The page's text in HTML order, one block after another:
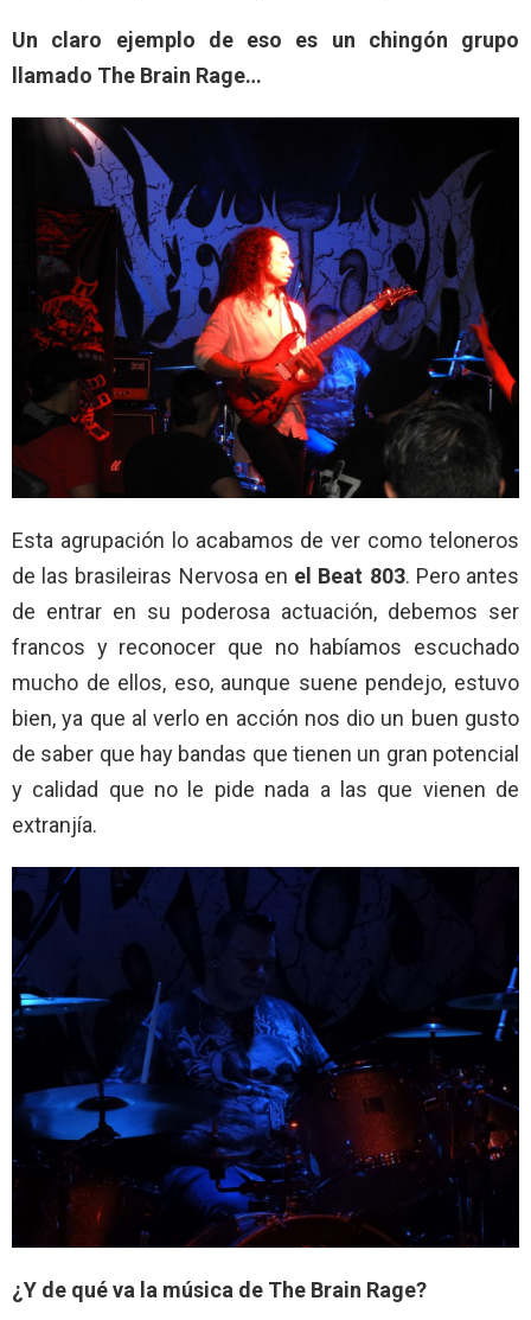
Un claro ejemplo de eso es un chingón grupo
llamado The Brain Rage…
Esta agrupación lo acabamos de ver como teloneros
de las brasileiras Nervosa en el Beat 803. Pero antes
de entrar en su poderosa actuación, debemos ser
francos y reconocer que no habíamos escuchado
mucho de ellos, eso, aunque suene pendejo, estuvo
bien, ya que al verlo en acción nos dio un buen gusto
de saber que hay bandas que tienen un gran potencial
y calidad que no le pide nada a las que vienen de
extranjía.
¿Y de qué va la música de The Brain Rage?